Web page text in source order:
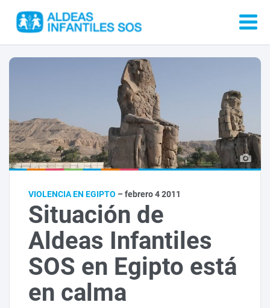
VIOLENCIA EN EGIPTO – febrero 4 2011
Situación de
Aldeas Infantiles
SOS en Egipto está
en calma